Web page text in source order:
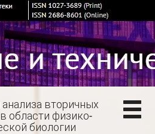
вторичных
области физико-
биологии